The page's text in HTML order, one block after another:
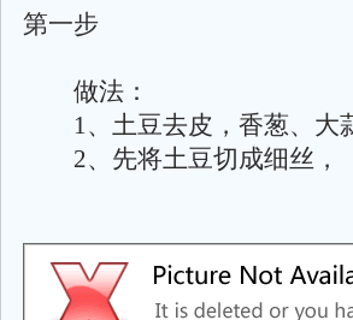
第一步
做法：
1、土豆去皮，香葱、大
2、先将土豆切成细丝，